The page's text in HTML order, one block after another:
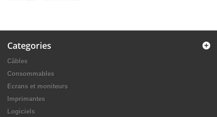
Categories
Câbles
Consommables
Ecrans et moniteurs
Imprimantes
Logiciels